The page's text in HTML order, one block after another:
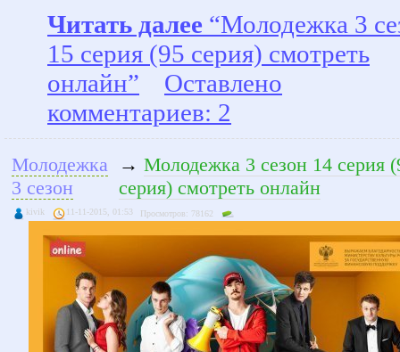
Читать далее “Молодежка 3
15 серия (95 серия) смотреть
онлайн”
Оставлено
комментариев: 2
Молодежка
3 сезон
→ Молодежка 3 сезон 14 серия
серия) смотреть онлайн
kivik 11-11-2015, 01:53 Просмотров: 78162